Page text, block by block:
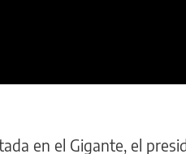
en el Gigante, el